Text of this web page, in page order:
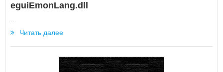
eguiEmonLang.dll
Читать далее